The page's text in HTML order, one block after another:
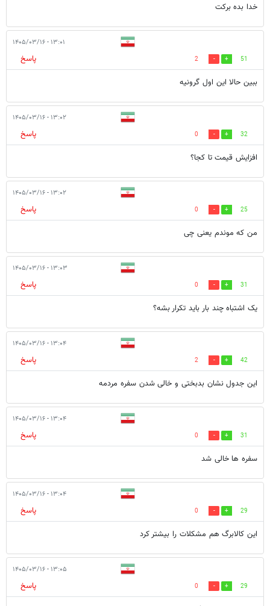
خدا بده برکت
۱۳:۰۱ - ۱۴۰۵/۰۳/۱۶
51
2
پاسخ
ببین حالا این اول گرونیه
۱۳:۰۲ - ۱۴۰۵/۰۳/۱۶
32
0
پاسخ
افزایش قیمت تا کجا؟
۱۳:۰۲ - ۱۴۰۵/۰۳/۱۶
25
0
پاسخ
من که موندم یعنی چی
۱۳:۰۳ - ۱۴۰۵/۰۳/۱۶
31
0
پاسخ
یک اشتباه چند بار باید تکرار بشه؟
۱۳:۰۴ - ۱۴۰۵/۰۳/۱۶
42
2
پاسخ
این جدول نشان بدبختی و خالی شدن سفره مردمه
۱۳:۰۴ - ۱۴۰۵/۰۳/۱۶
31
0
پاسخ
سفره ها خالی شد
۱۳:۰۴ - ۱۴۰۵/۰۳/۱۶
29
0
پاسخ
این کالابرگ هم مشکلات را بیشتر کرد
۱۳:۰۵ - ۱۴۰۵/۰۳/۱۶
29
0
پاسخ